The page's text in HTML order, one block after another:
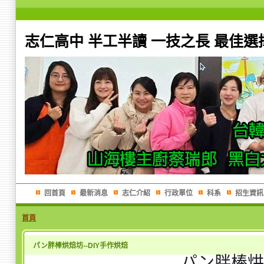
志仁高中 半工半讀 一技之長 最佳選
回首頁 最新消息 志仁介紹 行政單位 科系 招生資訊
首頁
パン胖棒烘焙坊--DIY手作烘焙